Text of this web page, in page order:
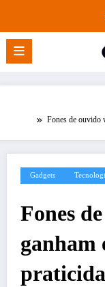
o
conteúdo
Fones de ouvido
Gadgets
Fones
ganham